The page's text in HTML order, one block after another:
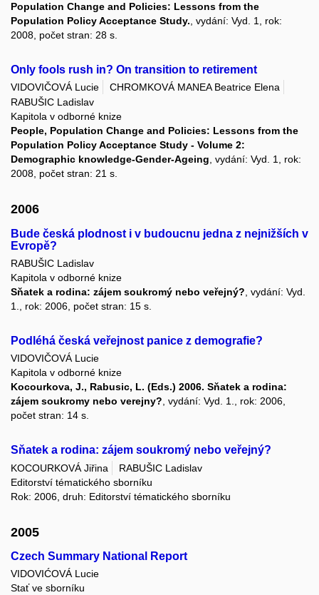
Population Change and Policies: Lessons from the
Population Policy Acceptance Study. , vydání: Vyd. 1, rok:
2008, počet stran: 28 s.
Only fools rush in? On transition to retirement
VIDOVIČOVÁ Lucie
CHROMKOVÁ MANEA Beatrice Elena
RABUŠIC Ladislav
Kapitola v odborné knize
People, Population Change and Policies: Lessons from the
Population Policy Acceptance Study - Volume 2:
Demographic knowledge-Gender-Ageing, vydání: Vyd. 1, rok:
2008, počet stran: 21 s.
2006
Bude česká plodnost i v budoucnu jedna z nejnižších v
Evropě?
RABUŠIC Ladislav
Kapitola v odborné knize
Sňatek a rodina: zájem soukromý nebo veřejný? , vydání: Vyd.
1., rok: 2006, počet stran: 15 s.
Podléhá česká veřejnost panice z demografie?
VIDOVIČOVÁ Lucie
Kapitola v odborné knize
Kocourkova, J., Rabusic, L. (Eds.) 2006. Sňatek a rodina:
zájem soukromy nebo verejny?, vydání: Vyd. 1., rok: 2006,
počet stran: 14 s.
Sňatek a rodina: zájem soukromý nebo veřejný?
KOCOURKOVÁ Jiřina
RABUŠIC Ladislav
Editorství tématického sborníku
Rok: 2006, druh: Editorství tématického sborníku
2005
Czech Summary National Report
VIDOVIĆOVÁ Lucie
Stať ve sborníku